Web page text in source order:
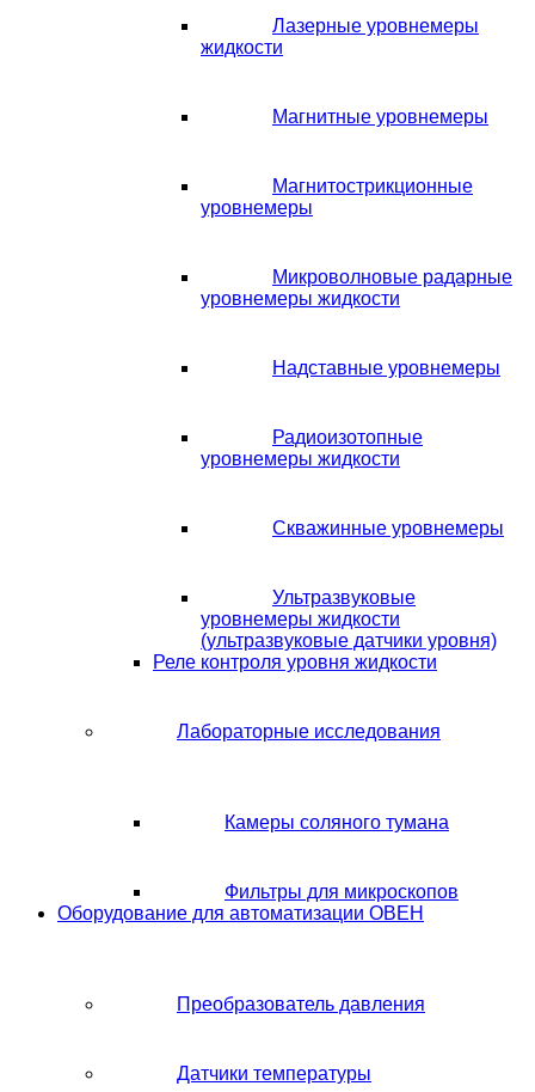
Лазерные уровнемеры
жидкости
Магнитные уровнемеры
Магнитострикционные
уровнемеры
Микроволновые радарные
уровнемеры жидкости
Надставные уровнемеры
Радиоизотопные
уровнемеры жидкости
Скважинные уровнемеры
Ультразвуковые
уровнемеры жидкости
(ультразвуковые датчики уровня)
Реле контроля уровня жидкости
Лабораторные исследования
Камеры соляного тумана
Фильтры для микроскопов
Оборудование для автоматизации ОВЕН
Преобразователь давления
Датчики температуры